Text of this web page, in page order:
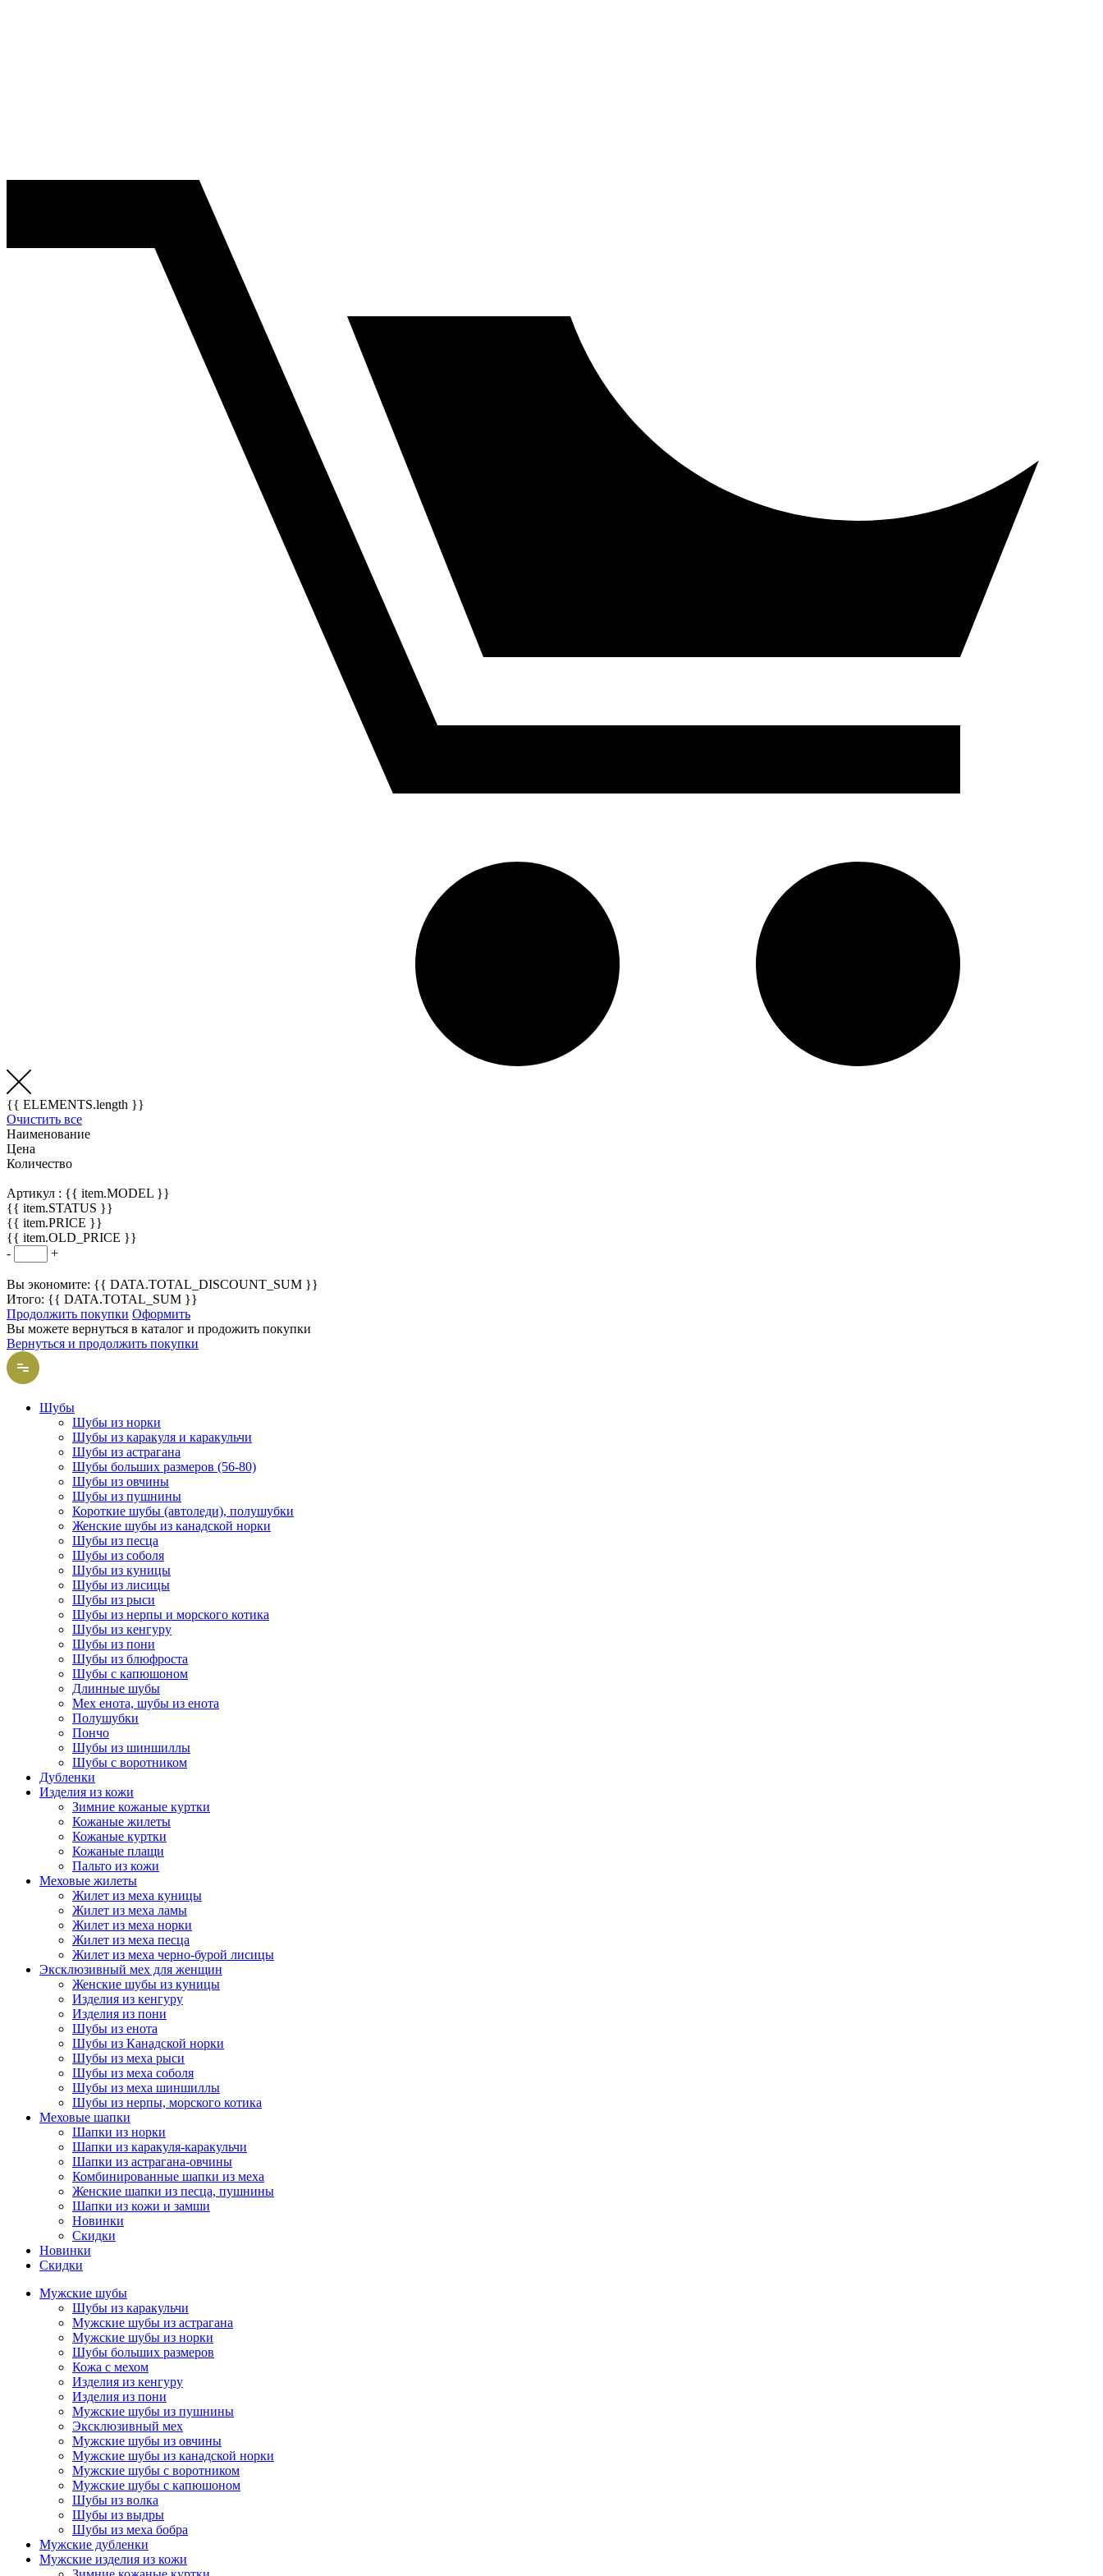
{{ ELEMENTS.length }}
Очистить все
Наименование
Цена
Количество
Артикул : {{ item.MODEL }}
{{ item.STATUS }}
{{ item.PRICE }}
{{ item.OLD_PRICE }}
-
+
Вы экономите: {{ DATA.TOTAL_DISCOUNT_SUM }}
Итого: {{ DATA.TOTAL_SUM }}
Продолжить покупки Оформить
Вы можете вернуться в каталог и продожить покупки
Вернуться и продолжить покупки
Шубы
Шубы из норки
Шубы из каракуля и каракульчи
Шубы из астрагана
Шубы больших размеров (56-80)
Шубы из овчины
Шубы из пушнины
Короткие шубы (автоледи), полушубки
Женские шубы из канадской норки
Шубы из песца
Шубы из соболя
Шубы из куницы
Шубы из лисицы
Шубы из рыси
Шубы из нерпы и морского котика
Шубы из кенгуру
Шубы из пони
Шубы из блюфроста
Шубы с капюшоном
Длинные шубы
Мех енота, шубы из енота
Полушубки
Пончо
Шубы из шиншиллы
Шубы с воротником
Дубленки
Изделия из кожи
Зимние кожаные куртки
Кожаные жилеты
Кожаные куртки
Кожаные плащи
Пальто из кожи
Меховые жилеты
Жилет из меха куницы
Жилет из меха ламы
Жилет из меха норки
Жилет из меха песца
Жилет из меха черно-бурой лисицы
Эксклюзивный мех для женщин
Женские шубы из куницы
Изделия из кенгуру
Изделия из пони
Шубы из енота
Шубы из Канадской норки
Шубы из меха рыси
Шубы из меха соболя
Шубы из меха шиншиллы
Шубы из нерпы, морского котика
Меховые шапки
Шапки из норки
Шапки из каракуля-каракульчи
Шапки из астрагана-овчины
Комбинированные шапки из меха
Женские шапки из песца, пушнины
Шапки из кожи и замши
Новинки
Скидки
Новинки
Скидки
Мужские шубы
Шубы из каракульчи
Мужские шубы из астрагана
Мужские шубы из норки
Шубы больших размеров
Кожа с мехом
Изделия из кенгуру
Изделия из пони
Мужские шубы из пушнины
Эксклюзивный мех
Мужские шубы из овчины
Мужские шубы из канадской норки
Мужские шубы с воротником
Мужские шубы с капюшоном
Шубы из волка
Шубы из выдры
Шубы из меха бобра
Мужские дубленки
Мужские изделия из кожи